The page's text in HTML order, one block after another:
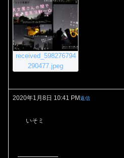
received_598276794
290477.jpeg
2020年1月8日 10:41 PM返信
いそミ